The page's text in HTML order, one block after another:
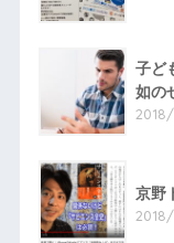
子ど
如の
京野